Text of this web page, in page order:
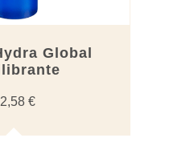
Global
€